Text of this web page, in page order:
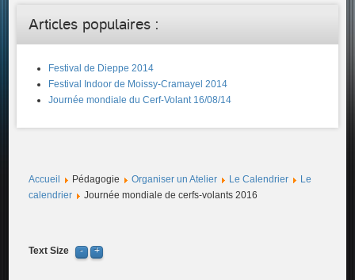
Articles populaires :
Festival de Dieppe 2014
Festival Indoor de Moissy-Cramayel 2014
Journée mondiale du Cerf-Volant 16/08/14
Accueil Pédagogie Organiser un Atelier Le Calendrier
Le
calendrier
Journée mondiale de cerfs-volants 2016
Text Size